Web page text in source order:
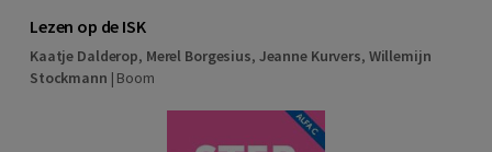
Lezen op de ISK
Kaatje Dalderop, Merel Borgesius, Jeanne Kurvers, Willemijn
Stockmann | Boom